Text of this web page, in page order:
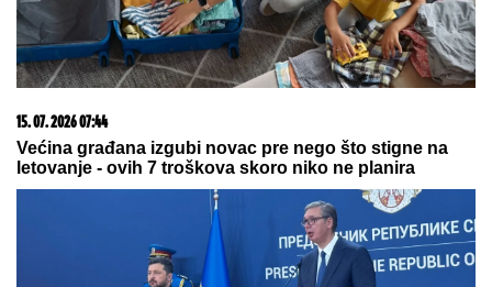
03. 08. 2026 13:23
akcijskoj ceni od 19.990€ do 31.8.